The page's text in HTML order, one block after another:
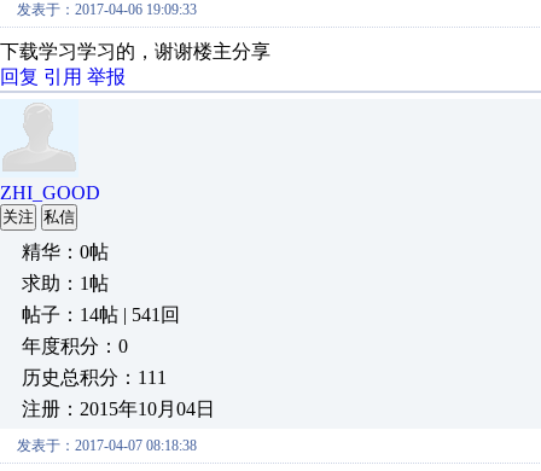
发表于：2017-04-06 19:09:33
下载学习学习的，谢谢楼主分享
回复 引用 举报
ZHI_GOOD
关注 私信
精华：0帖
求助：1帖
帖子：14帖 | 541回
年度积分：0
历史总积分：111
注册：2015年10月04日
发表于：2017-04-07 08:18:38